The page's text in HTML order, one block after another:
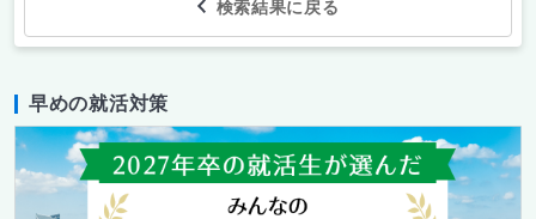
検索結果に戻る
早めの就活対策